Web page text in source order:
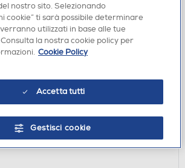
per Google Pixel 10A-
nostro sito. Selezionando
cookie” ti sarà possibile determinare
utilizzati in base alle tue
la nostra cookie policy per
Cookie Policy
Accetta tutti
Gestisci cookie